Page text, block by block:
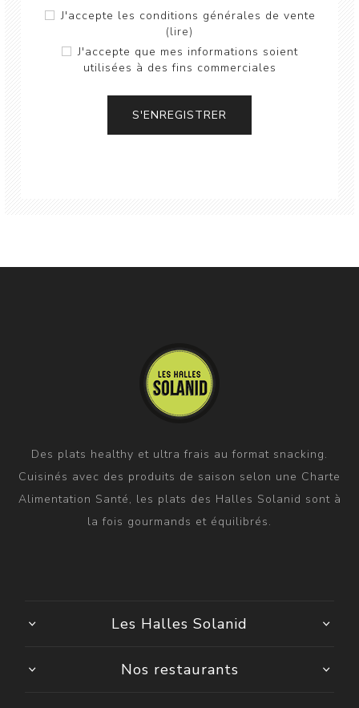
J'accepte les conditions générales de vente
(lire)
J'accepte que mes informations soient
utilisées à des fins commerciales
S'ENREGISTRER
Des plats healthy et ultra frais au format snacking.
Cuisinés avec des produits de saison selon une Charte
Alimentation Santé, les plats des Halles Solanid sont à
la fois gourmands et équilibrés.
Les Halles Solanid
Nos restaurants